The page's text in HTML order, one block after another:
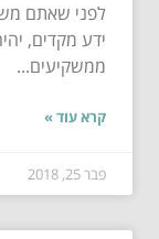
לפני שאתם
ידע מקדים,
ממשקיעים...
קרא עוד »
פבר 25, 2018